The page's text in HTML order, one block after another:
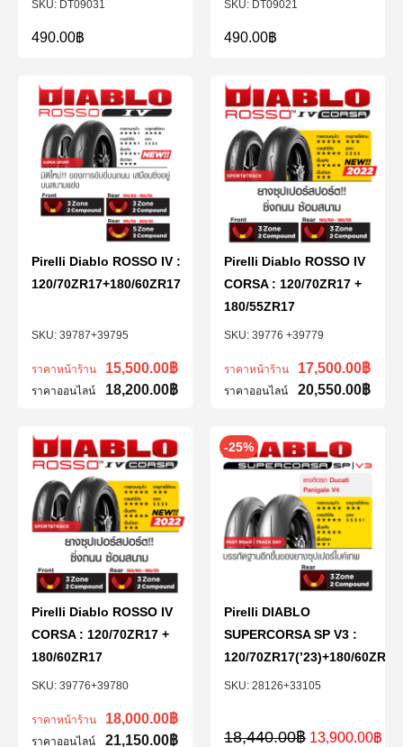
DT09031
490.00฿
DT09021
490.00฿
39787+39795
Pirelli Diablo ROSSO IV :
120/70ZR17+180/60ZR17
ราคาหน้าร้าน 15,500.00฿
ราคาออนไลน์ 18,200.00฿
39776 +39779
Pirelli Diablo ROSSO IV
CORSA : 120/70ZR17 +
180/55ZR17
ราคาหน้าร้าน 17,500.00฿
ราคาออนไลน์ 20,550.00฿
39776+39780
Pirelli Diablo ROSSO IV
CORSA : 120/70ZR17 +
180/60ZR17
ราคาหน้าร้าน 18,000.00฿
ราคาออนไลน์ 21,150.00฿
-25%
28126+33105
Pirelli DIABLO
SUPERCORSA SP V3 :
120/70ZR17(’23)+180/
18,440.00฿ 13,900.00฿